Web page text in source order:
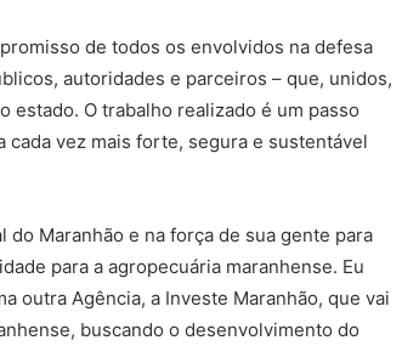
de todos os envolvidos na defesa
autoridades e parceiros – que, unidos,
O trabalho realizado é um passo
cada vez mais forte, segura e sustentável
Maranhão e na força de sua gente para
para a agropecuária maranhense. Eu
outra Agência, a Investe Maranhão, que vai
buscando o desenvolvimento do